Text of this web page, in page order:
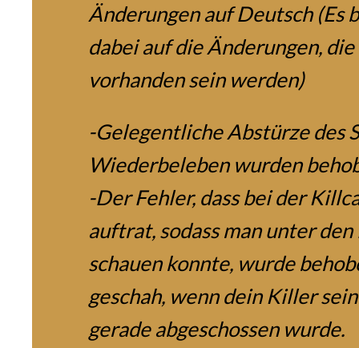
Änderungen auf Deutsch (Es
dabei auf die Änderungen,
vorhanden sein werden)
-Gelegentliche Abstürze des
Wiederbeleben wurden
-Der Fehler, dass bei der
auftrat, sodass man unter den
schauen konnte, wurde
geschah, wenn dein Killer
gerade abgeschossen wurde.